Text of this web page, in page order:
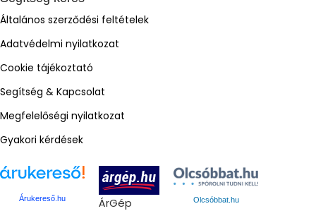
Általános szerződési feltételek
Adatvédelmi nyilatkozat
Cookie tájékoztató
Segítség & Kapcsolat
Megfelelőségi nyilatkozat
Gyakori kérdések
Árukereső.hu ÁrGép Olcsóbbat.hu